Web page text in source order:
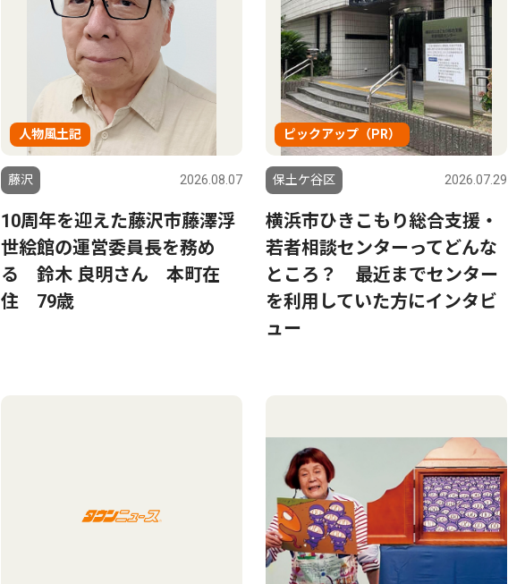
人物風土記
藤沢 2026.08.07
10周年を迎えた藤沢市藤澤浮
世絵館の運営委員長を務め
る 鈴木 良明さん 本町在
住 79歳
ピックアップ（PR）
保土ケ谷区 2026.07.29
横浜市ひきこもり総合支援・
若者相談センターってどんな
ところ？ 最近までセンター
を利用していた方にインタビ
ュー